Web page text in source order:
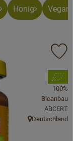
Honig
, Verband:
100%
Bioanbau
,ABCERT
, Herkunft:
Deutschland